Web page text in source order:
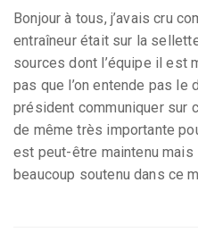
Bonjour à tous, j’avais cru
entraîneur était sur la
sources dont l’équipe il est
pas que l’on entende pas
président communiquer sur
de même très importante
est peut-être maintenu
beaucoup soutenu dans ce